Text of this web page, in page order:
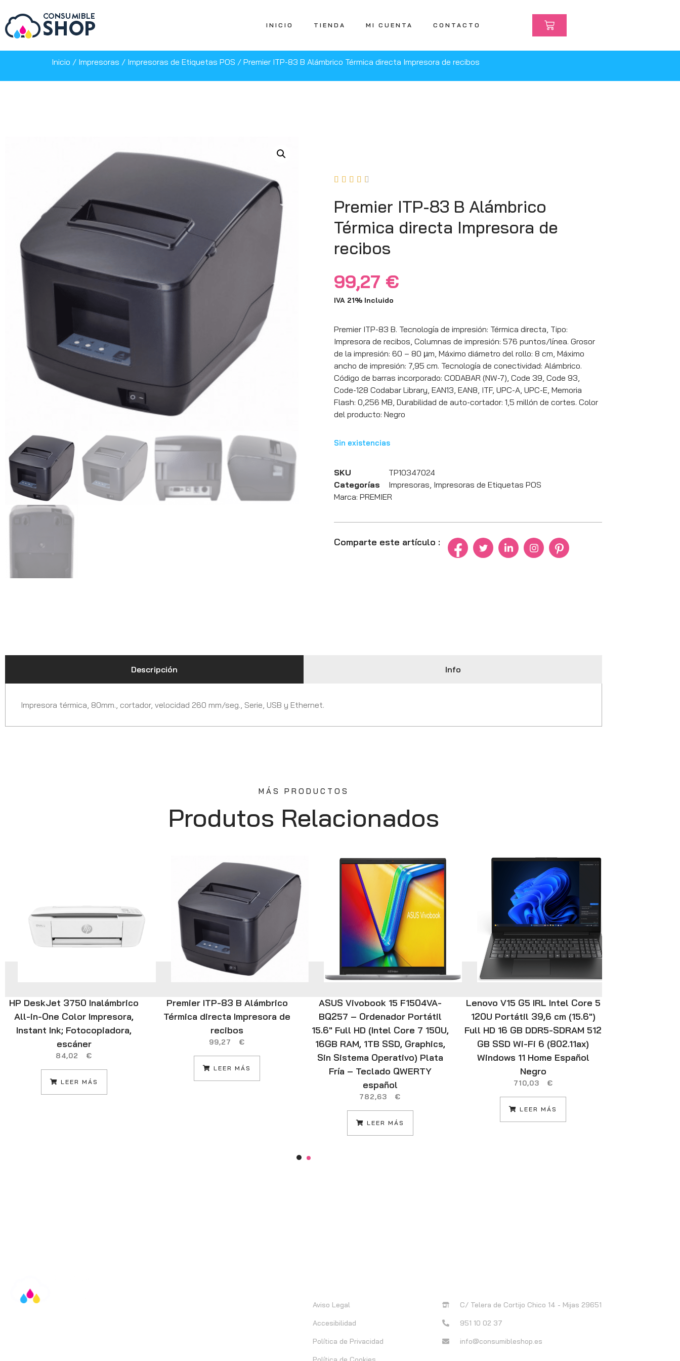
INICIO TIENDA MI CUENTA CONTACTO
Inicio / Impresoras / Impresoras de Etiquetas POS / Premier ITP-83 B Alámbrico Térmica directa Impresora de recibos
    
Premier ITP-83 B Alámbrico
Térmica directa Impresora de
recibos
99,27 €
IVA 21% Incluido
Premier ITP-83 B. Tecnología de impresión: Térmica directa, Tipo:
Impresora de recibos, Columnas de impresión: 576 puntos/línea. Grosor
de la impresión: 60 – 80 µm, Máximo diámetro del rollo: 8 cm, Máximo
ancho de impresión: 7,95 cm. Tecnología de conectividad: Alámbrico.
Código de barras incorporado: CODABAR (NW-7), Code 39, Code 93,
Code-128 Codabar Library, EAN13, EAN8, ITF, UPC-A, UPC-E, Memoria
Flash: 0,256 MB, Durabilidad de auto-cortador: 1,5 millón de cortes. Color
del producto: Negro
Sin existencias
SKU
TP10347024
Categorías
Impresoras Impresoras de Etiquetas POS
Marca: PREMIER
Comparte este artículo :
Descripción Info
Impresora térmica, 80mm., cortador, velocidad 260 mm/seg., Serie, USB y Ethernet.
MÁS PRODUCTOS
Produtos Relacionados
HP DeskJet 3750 Inalámbrico
All-in-One Color Impresora,
Instant Ink; Fotocopiadora,
escáner
84,02 €
LEER MÁS
Premier ITP-83 B Alámbrico
Térmica directa Impresora de
recibos
99,27 €
LEER MÁS
ASUS Vivobook 15 F1504VA-
BQ257 – Ordenador Portátil
15.6″ Full HD (Intel Core 7 150U,
16GB RAM, 1TB SSD, Graphics,
Sin Sistema Operativo) Plata
Fría – Teclado QWERTY
español
782,63 €
LEER MÁS
Lenovo V15 G5 IRL Intel Core 5
120U Portátil 39,6 cm (15.6″)
Full HD 16 GB DDR5-SDRAM 512
GB SSD Wi-Fi 6 (802.11ax)
Windows 11 Home Español
Negro
710,03 €
LEER MÁS
Aviso Legal
Accesibilidad
Política de Privacidad
C/ Telera de Cortijo Chico 14 - Mijas 29651
951 10 02 37
info@consumibleshop.es